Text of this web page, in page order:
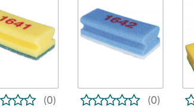
(0) (0)